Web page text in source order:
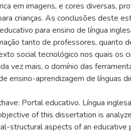
em imagens, e cores diversas,
crianças. As conclusões deste
para ensino de língua
tanto de professores, quanto
social tecnológico nos quais os
vez mais, o domínio das
ensino-aprendizagem de línguas
Portal educativo. Língua
of this dissertation is
structural aspects of an